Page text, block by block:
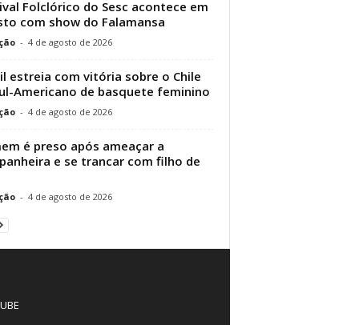
Folclórico do Sesc acontece em
com show do Falamansa
- 4 de agosto de 2026
estreia com vitória sobre o Chile
Americano de basquete feminino
- 4 de agosto de 2026
é preso após ameaçar a
e se trancar com filho de
- 4 de agosto de 2026